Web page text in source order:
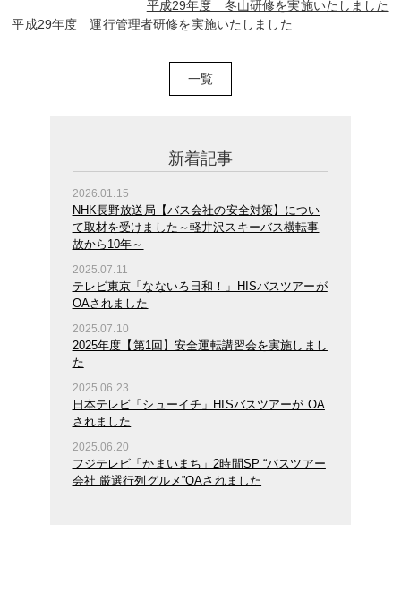
平成29年度 冬山研修を実施いたしました
平成29年度 運行管理者研修を実施いたしました
一覧
新着記事
2026.01.15
NHK長野放送局【バス会社の安全対策】につい
て取材を受けました～軽井沢スキーバス横転事
故から10年～
2025.07.11
テレビ東京「なないろ日和！」HISバスツアーが
OAされました
2025.07.10
2025年度【第1回】安全運転講習会を実施しまし
た
2025.06.23
日本テレビ「シューイチ」HISバスツアーが OA
されました
2025.06.20
フジテレビ「かまいまち」2時間SP “バスツアー
会社 厳選行列グルメ”OAされました